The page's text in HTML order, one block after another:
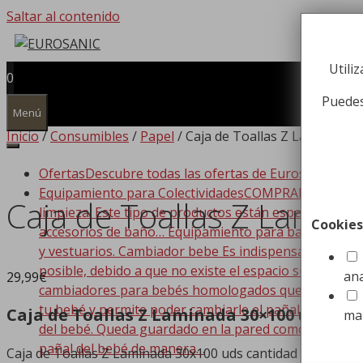
Saltar al contenido
0
Menú
OfertasDescubre todas las ofertas de Eurosanic!!!
Equipamiento para ColectividadesCOMPRAR
limpieza. Este tipo de productos están
accesorios de baño… Equipamiento para baño
y vestuarios. Cambiador bebe Es indispensable que
posible, debido a que no existe el espacio suficiente
cambiadores para bebés homologados que se
tu bebé y permite poder cambiarle el pañal de
del bebé. Queda guardado en la pared como si de
pañal del bebé de manera…
Inicio/Consumibles / Papel / Caja de Toallas Z Laminada
Caja de Toallas Z
29,99€
Caja de Toallas Z Laminada 30×100 uds
Caja de Toallas Z Laminada 30x100 uds cantidad
Cookies